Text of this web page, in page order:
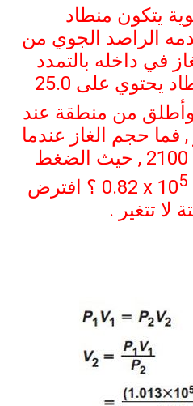
يتكون منطاد
الراصد الجوي من
في داخله بالتمدد
يحتوي على 25.0
وأطلق من منطقة عند
حجم الغاز عندما
2100 , حيث الضغط
0.82 x 105
؟ افترض
لا تتغير .